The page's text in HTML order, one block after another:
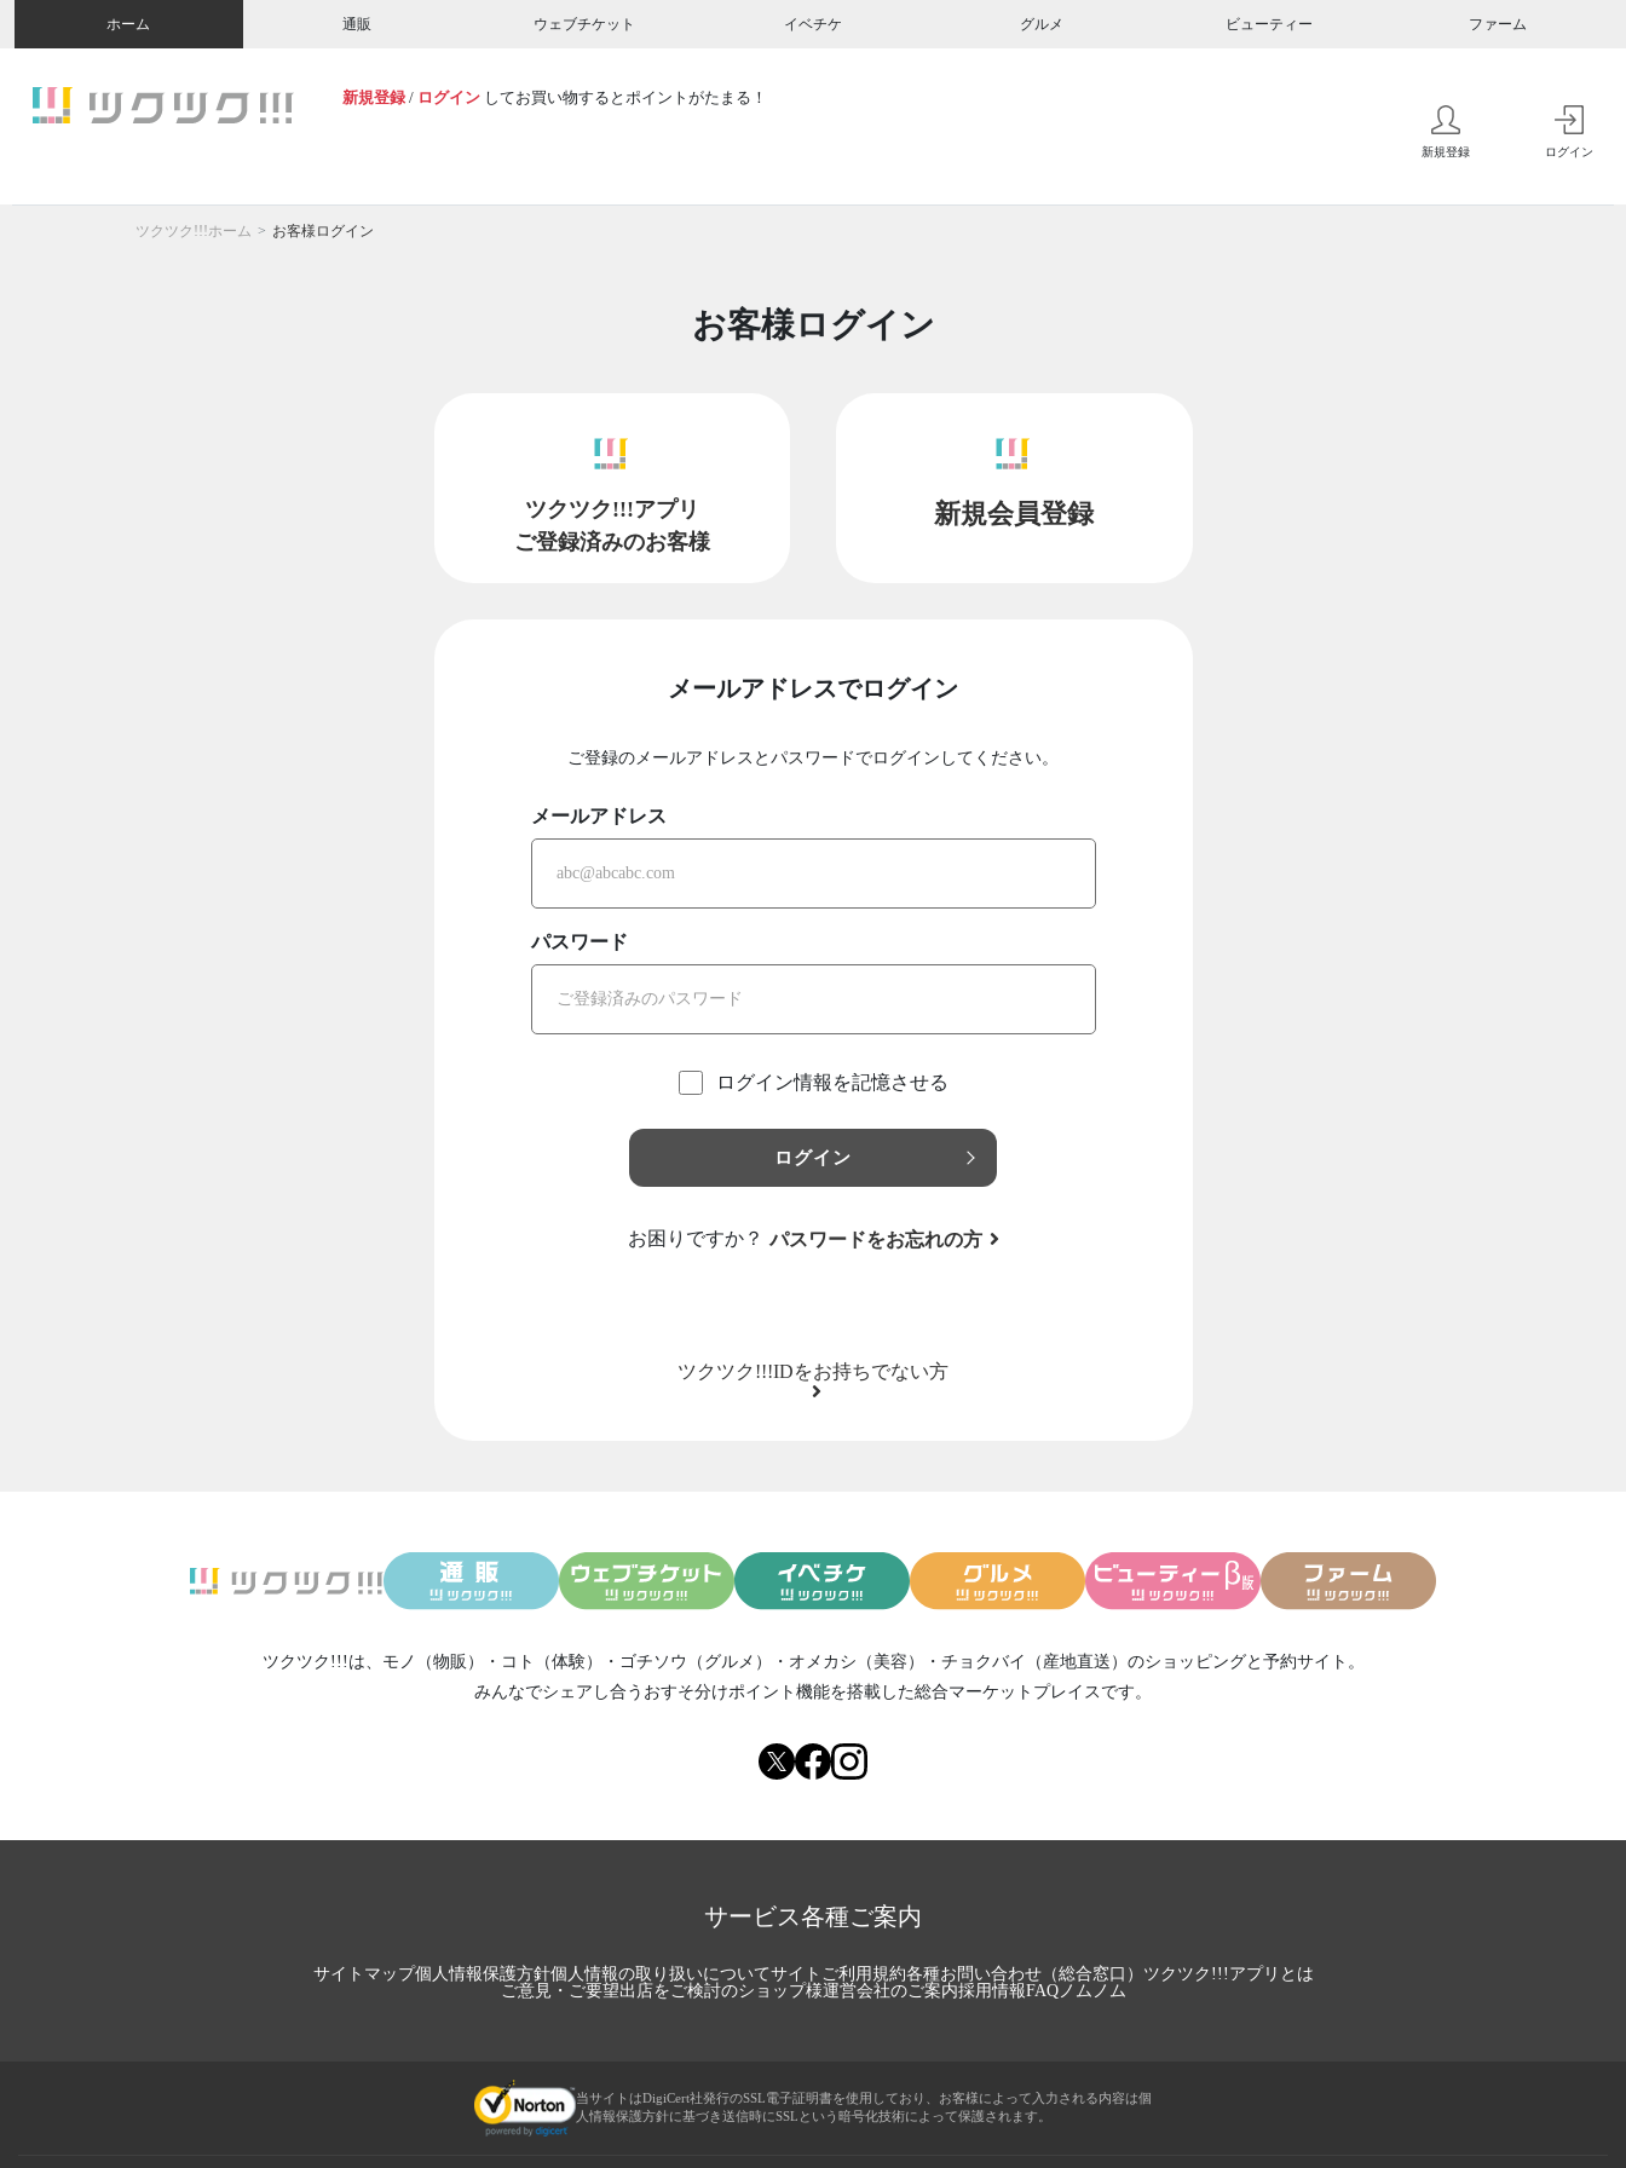
ホーム 通販 ウェブチケット イベチケ グルメ ビューティー ファーム
新規登録 / ログイン してお買い物するとポイントがたまる！
新規登録 ログイン
ツクツク!!!ホーム お客様ログイン
お客様ログイン
ツクツク!!!アプリ
ご登録済みのお客様
新規会員登録
メールアドレスでログイン
ご登録のメールアドレスとパスワードでログインしてください。
メールアドレス
パスワード
ログイン情報を記憶させる
ログイン
お困りですか？ パスワードをお忘れの方
ツクツク!!!IDをお持ちでない方
ツクツク!!!は、 モノ（物販） ・ コト（体験） ・ ゴチソウ（グルメ） ・ オメカシ（美容） ・ チョクバイ（産地直送） のショッピングと予約サイト。
みんなでシェアし合う おすそ分けポイント機能を搭載した総合マーケットプレイスです。
サービス各種ご案内
サイトマップ個人情報保護方針個人情報の取り扱いについてサイトご利用規約各種お問い合わせ（総合窓口） ツクツク!!!アプリとは
ご意見・ご要望出店をご検討のショップ様運営会社のご案内採用情報FAQノムノム
当サイトはDigiCert社発行のSSL電子証明書を使用しており、お客様によって入力される内容は個
人情報保護方針に基づき送信時にSSLという暗号化技術によって保護されます。